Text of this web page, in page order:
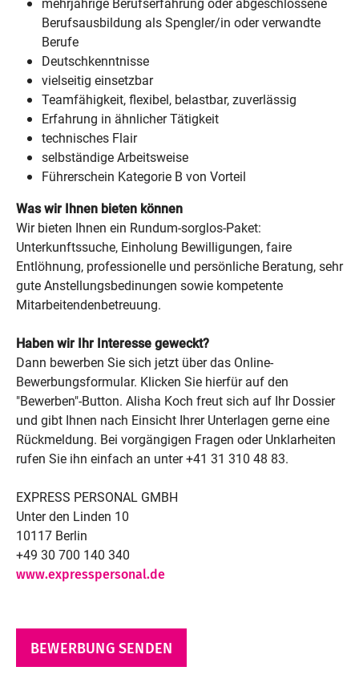
Berufsausbildung als Spengler/in oder verwandte
Berufe
Deutschkenntnisse
vielseitig einsetzbar
Teamfähigkeit, flexibel, belastbar, zuverlässig
Erfahrung in ähnlicher Tätigkeit
technisches Flair
selbständige Arbeitsweise
Führerschein Kategorie B von Vorteil
Was wir Ihnen bieten können
Wir bieten Ihnen ein Rundum-sorglos-Paket:
Unterkunftssuche, Einholung Bewilligungen, faire
Entlöhnung, professionelle und persönliche Beratung, sehr
gute Anstellungsbedinungen sowie kompetente
Mitarbeitendenbetreuung.
Haben wir Ihr Interesse geweckt?
Dann bewerben Sie sich jetzt über das Online-
Bewerbungsformular. Klicken Sie hierfür auf den
"Bewerben"-Button. Alisha Koch freut sich auf Ihr Dossier
und gibt Ihnen nach Einsicht Ihrer Unterlagen gerne eine
Rückmeldung. Bei vorgängigen Fragen oder Unklarheiten
rufen Sie ihn einfach an unter +41 31 310 48 83.
EXPRESS PERSONAL GMBH
Unter den Linden 10
10117 Berlin
+49 30 700 140 340
www.expresspersonal.de
BEWERBUNG SENDEN